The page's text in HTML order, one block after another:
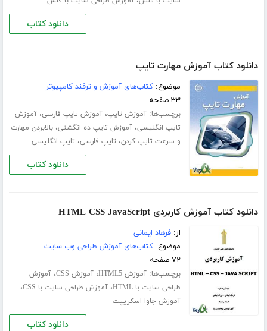
دانلود کتاب
دانلود کتاب آموزش مهارت تایپ
موضوع:کتاب‌های آموزش و ترفند کامپیوتر
۳۳ صفحه
برچسب‌ها:آموزش تایپ،آموزش تایپ فارسی،آموزش
تایپ انگلیسی،آموزش تایپ ده انگشتی،بالابردن مهارت
و سرعت تایپ کردن، تایپ فارسی، تایپ انگلیسی
دانلود کتاب
دانلود کتاب آموزش کاربردی HTML CSS JavaScript
از:فرهاد ایمانی
موضوع:کتاب‌های آموزش طراحی وب سایت
۷۲ صفحه
برچسب‌ها:آموزش HTML5 ،آموزش CSS ،آموزش
طراحی سایت با HTML
،آموزش طراحی سایت با CSS ،
آموزش جاوا اسکریپت
دانلود کتاب